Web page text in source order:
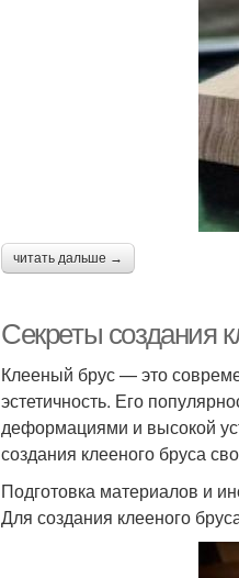
читать дальше →
Секреты создания
Клееный брус — это
эстетичность. Его
деформациями и высокой
создания клееного бруса
Подготовка материалов и
Для создания клееного